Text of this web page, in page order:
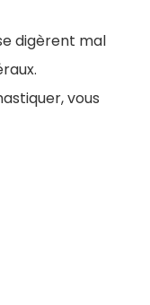
digèrent mal
vous